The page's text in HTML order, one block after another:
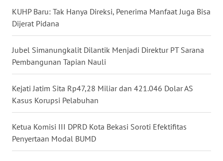
KUHP Baru: Tak Hanya Direksi, Penerima Manfaat Juga Bisa
Dijerat Pidana
Jubel Simanungkalit Dilantik Menjadi Direktur PT Sarana
Pembangunan Tapian Nauli
Kejati Jatim Sita Rp47,28 Miliar dan 421.046 Dolar AS
Kasus Korupsi Pelabuhan
Ketua Komisi III DPRD Kota Bekasi Soroti Efektifitas
Penyertaan Modal BUMD
WN
LABUHANBATU
TAPANULI
TENGAH
WN DELI
SERDANG